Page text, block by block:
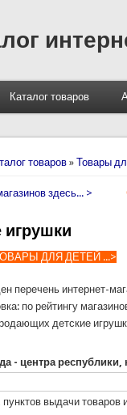
Каталог товаров
товаров » Товары
здесь... >
игрушки
ДЛЯ ДЕТЕЙ ...>
перечень интернет-
по рейтингу
детские
- центра республики,
пунктов выдачи